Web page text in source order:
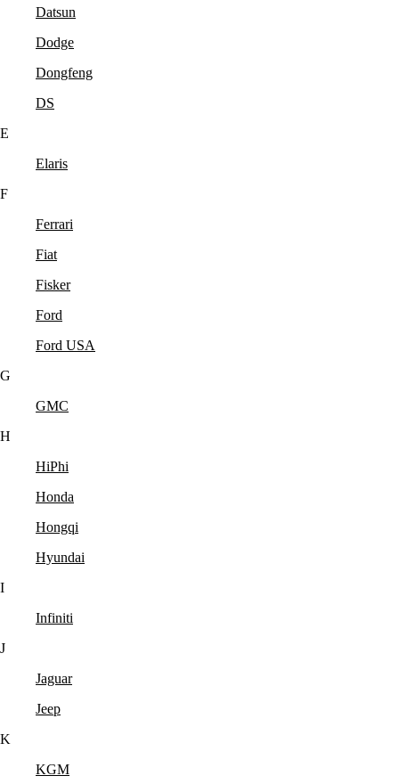
Datsun
Dodge
Dongfeng
DS
E
Elaris
F
Ferrari
Fiat
Fisker
Ford
Ford USA
G
GMC
H
HiPhi
Honda
Hongqi
Hyundai
I
Infiniti
J
Jaguar
Jeep
K
KGM